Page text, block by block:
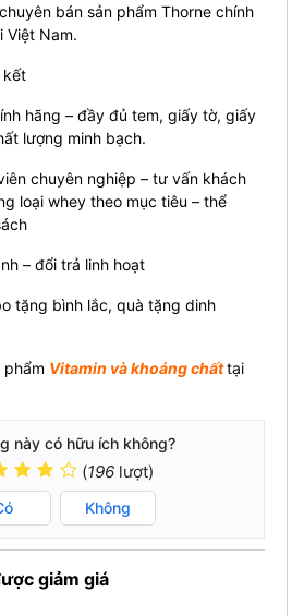
bán sản phẩm Thorne chính
Việt Nam.
kết
hãng – đầy đủ tem, giấy tờ, giấy
lượng minh bạch.
chuyên nghiệp – tư vấn khách
loại whey theo mục tiêu – thể
– đổi trả linh hoạt
tặng bình lắc, quà tặng dinh
phẩm Vitamin và khoáng chấttại
này có hữu ích không?
(196lượt)
Không
giảm giá